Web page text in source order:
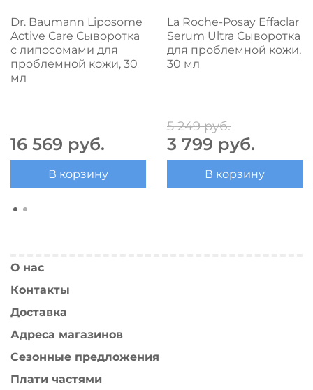
Dr. Baumann Liposome
Active Care Сыворотка
с липосомами для
проблемной кожи, 30
мл
16 569 руб.
В корзину
La Roche-Posay Effaclar
Serum Ultra Сыворотка
для проблемной кожи,
30 мл
5 249 руб.
3 799 руб.
В корзину
О нас
Контакты
Доставка
Адреса магазинов
Сезонные предложения
Плати частями